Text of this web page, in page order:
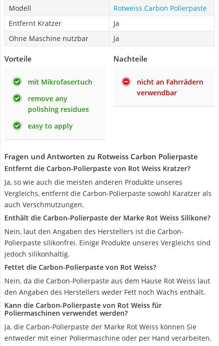
Modell
Rotweiss Carbon Polierpaste
Entfernt Kratzer
Ja
Ohne Maschine nutzbar
Ja
Vorteile
mit Mikrofasertuch
remove any
polishing residues
easy to apply
Nachteile
nicht an Fahrrädern
verwendbar
Fragen und Antworten zu Rotweiss Carbon Polierpaste
Entfernt die Carbon-Polierpaste von Rot Weiss Kratzer?
Ja, so wie auch die meisten anderen Produkte unseres
Vergleichs, entfernt die Carbon-Polierpaste sowohl Karatzer als
auch Verschmutzungen.
Enthält die Carbon-Polierpaste der Marke Rot Weiss Silikone?
Nein, laut den Angaben des Herstellers ist die Carbon-
Polierpaste silikonfrei. Einige Produkte unseres Vergleichs sind
jedoch silikonhaltig.
Fettet die Carbon-Polierpaste von Rot Weiss?
Nein, da die Carbon-Polierpaste aus dem Hause Rot Weiss laut
den Angaben des Herstellers weder Fett noch Wachs enthält.
Kann die Carbon-Polierpaste von Rot Weiss für
Poliermaschinen verwendet werden?
Ja, die Carbon-Polierpaste der Marke Rot Weiss können Sie
entweder mit einer Poliermaschine oder per Hand verarbeiten.